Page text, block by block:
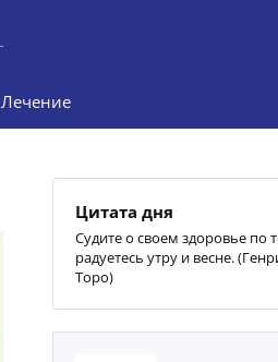
Лечение
Цитата дня
Судите о своем здоровье по
радуетесь утру и весне.
Торо)